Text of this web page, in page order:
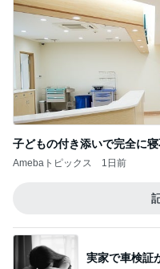
Amebaトピックス 1日前
実家で車検証
Amebaトピックス
Amebaトピック
夫に続き私も